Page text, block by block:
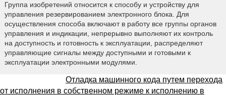
Группа изобретений относится к способу и устройству для
управления резервированием электронного блока. Для
осуществления способа включают в работу все группы органов
управления и индикации, непрерывно выполняют их контроль
на доступность и готовность к эксплуатации, распределяют
управляющие сигналы между доступными и готовыми к
эксплуатации электронными модулями.
Отладка машинного кода путем перехода
от исполнения в собственном режиме к исполнению в